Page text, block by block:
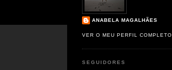
ANABELA MAGALHÃES
VER O MEU PERFIL COMPLETO
SEGUIDORES